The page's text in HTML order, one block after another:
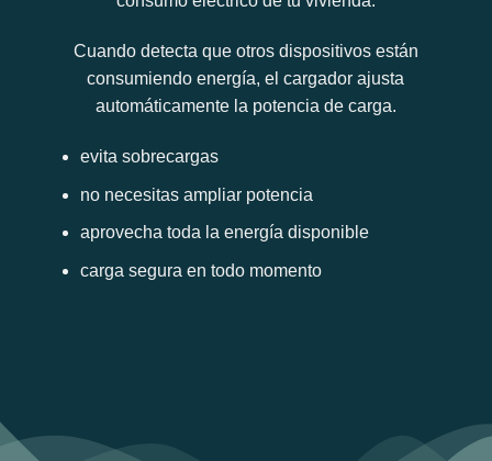
Cuando detecta que otros dispositivos están
consumiendo energía, el cargador ajusta
automáticamente la potencia de carga.
evita sobrecargas
no necesitas ampliar potencia
aprovecha toda la energía disponible
carga segura en todo momento